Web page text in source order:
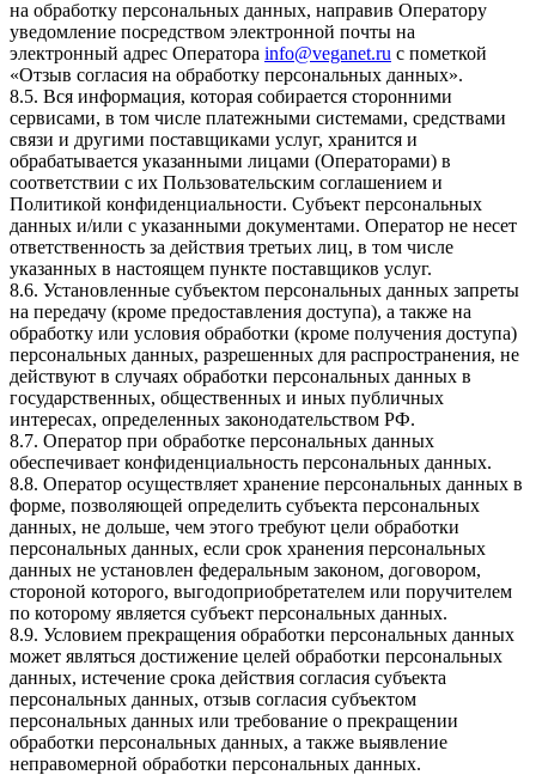
на обработку персональных данных, направив Оператору
уведомление посредством электронной почты на
электронный адрес Оператора info@veganet.ru с пометкой
«Отзыв согласия на обработку персональных данных».
8.5. Вся информация, которая собирается сторонними
сервисами, в том числе платежными системами, средствами
связи и другими поставщиками услуг, хранится и
обрабатывается указанными лицами (Операторами) в
соответствии с их Пользовательским соглашением и
Политикой конфиденциальности. Субъект персональных
данных и/или с указанными документами. Оператор не несет
ответственность за действия третьих лиц, в том числе
указанных в настоящем пункте поставщиков услуг.
8.6. Установленные субъектом персональных данных запреты
на передачу (кроме предоставления доступа), а также на
обработку или условия обработки (кроме получения доступа)
персональных данных, разрешенных для распространения, не
действуют в случаях обработки персональных данных в
государственных, общественных и иных публичных
интересах, определенных законодательством РФ.
8.7. Оператор при обработке персональных данных
обеспечивает конфиденциальность персональных данных.
8.8. Оператор осуществляет хранение персональных данных в
форме, позволяющей определить субъекта персональных
данных, не дольше, чем этого требуют цели обработки
персональных данных, если срок хранения персональных
данных не установлен федеральным законом, договором,
стороной которого, выгодоприобретателем или поручителем
по которому является субъект персональных данных.
8.9. Условием прекращения обработки персональных данных
может являться достижение целей обработки персональных
данных, истечение срока действия согласия субъекта
персональных данных, отзыв согласия субъектом
персональных данных или требование о прекращении
обработки персональных данных, а также выявление
неправомерной обработки персональных данных.